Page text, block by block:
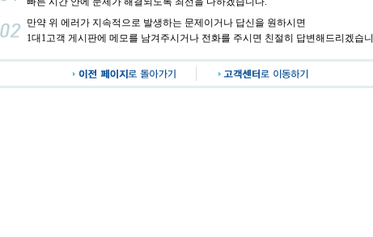
만약 위 에러가 지속적으로 발생하는 문제이거나 답신을 원하시면
1대1고객 게시판에 메모를 남겨주시거나 전화를 주시면 친절히 답변해드리겠습